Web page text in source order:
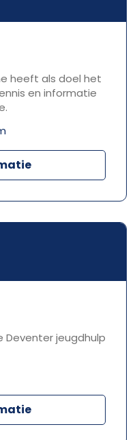
heeft als doel het
en informatie
jeugdhulp